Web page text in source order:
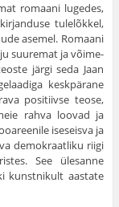
romaani luge­des,
tulelõkkel,
asemel. Romaani
suuremat ja võime­
järgi seda Jaan
keskpärane
positiivse teose,
rahva loovad ja
iseseisva ja
demokraatliku riigi
See ülesanne
kunstnikult aastate